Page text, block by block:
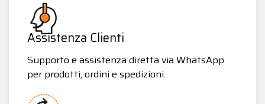
Assistenza Clienti
Supporto e assistenza diretta via WhatsApp
per prodotti, ordini e spedizioni.